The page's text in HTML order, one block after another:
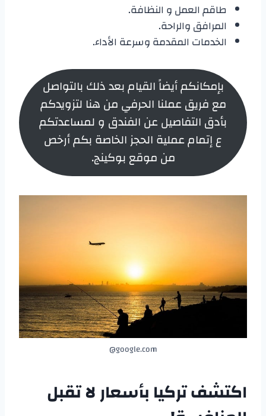
طاقم العمل و النظافة.
المرافق والراحة.
الخدمات المقدمة وسرعة الأداء.
بإمكانكم أيضاً القيام بعد ذلك بالتواصل
مع فريق عملنا الحرفي من هنا لتزويدكم
بأدق التفاصيل عن الفندق و لمساعدتكم
ع إتمام عملية الحجز الخاصة بكم أرخص
من موقع بوكينج.
google.com@
اكتشف تركيا بأسعار لا تقبل